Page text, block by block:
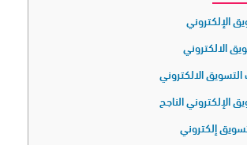
الإلكتروني
الالكتروني
الالكتروني
الإلكتروني الناجح
إلكتروني